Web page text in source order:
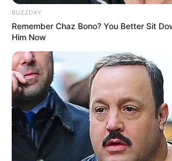
BUZZDAY
Remember Chaz Bono? You Better Sit
Him Now